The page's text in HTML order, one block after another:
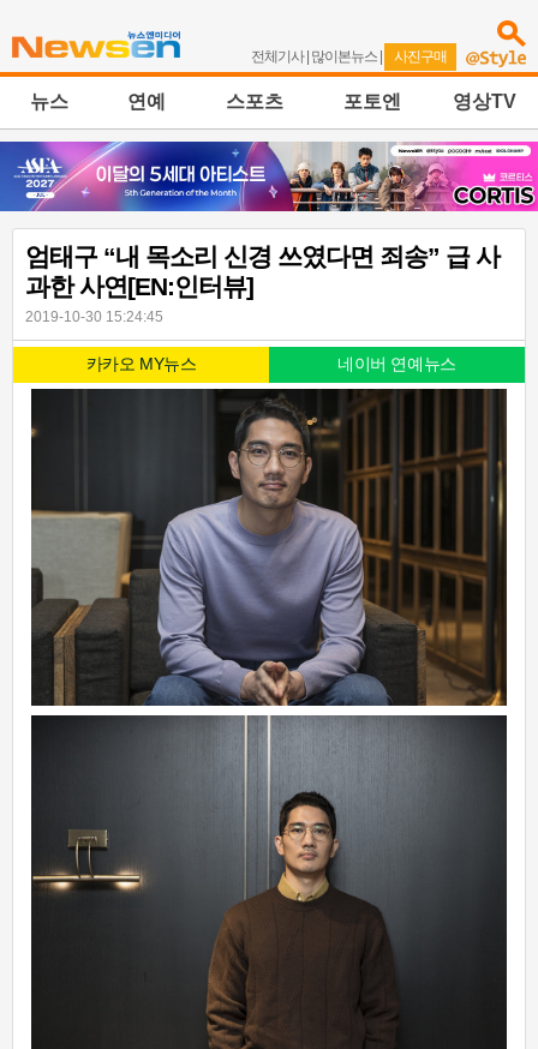
전체기사| 많이본뉴스 | 사진구매
뉴스 연예 스포츠 포토엔 영상TV
엄태구 “내 목소리 신경 쓰였다면 죄송” 급 사
과한 사연[EN:인터뷰]
2019-10-30 15:24:45
카카오 MY뉴스 네이버 연예뉴스